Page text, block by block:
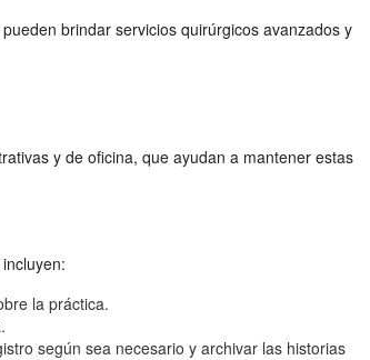
brindar servicios quirúrgicos avanzados y
y de oficina, que ayudan a mantener estas
la práctica.
según sea necesario y archivar las historias